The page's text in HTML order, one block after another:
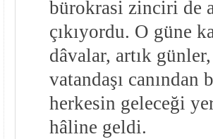
bürokrasi zinciri de
çıkıyordu. O güne
dâvalar, artık
vatandaşı canından
herkesin geleceği
hâline geldi.